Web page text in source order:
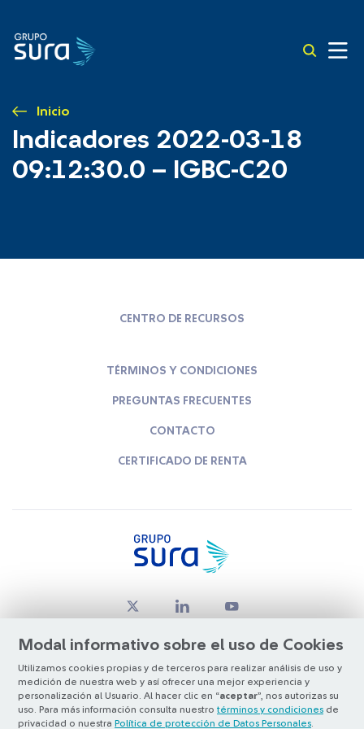
Inicio
Indicadores 2022-03-18
09:12:30.0 – IGBC-C20
Modal informativo sobre el uso de Cookies
Utilizamos cookies propias y de terceros para realizar análisis de uso y
medición de nuestra web y así ofrecer una mejor experiencia y
personalización al Usuario. Al hacer clic en “aceptar”, nos autorizas su
uso. Para más información consulta nuestro términos y condiciones de
privacidad o nuestra Política de protección de Datos Personales
CENTRO DE RECURSOS
TÉRMINOS Y CONDICIONES
PREGUNTAS FRECUENTES
CONTACTO
CERTIFICADO DE RENTA
© Copyright Grupo SURA 2026